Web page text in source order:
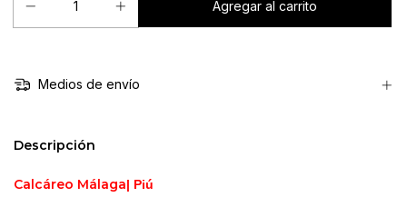
Medios de envío
Descripción
Calcáreo Málaga| Piú